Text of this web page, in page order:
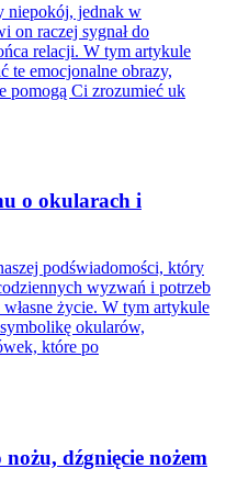
niepokój, jednak w
on raczej sygnał do
relacji. W tym artykule
te emocjonalne obrazy,
pomogą Ci zrozumieć uk
o okularach i
podświadomości, który
wyzwań i potrzeb
życie. W tym artykule
okularów,
które po
dźgnięcie nożem